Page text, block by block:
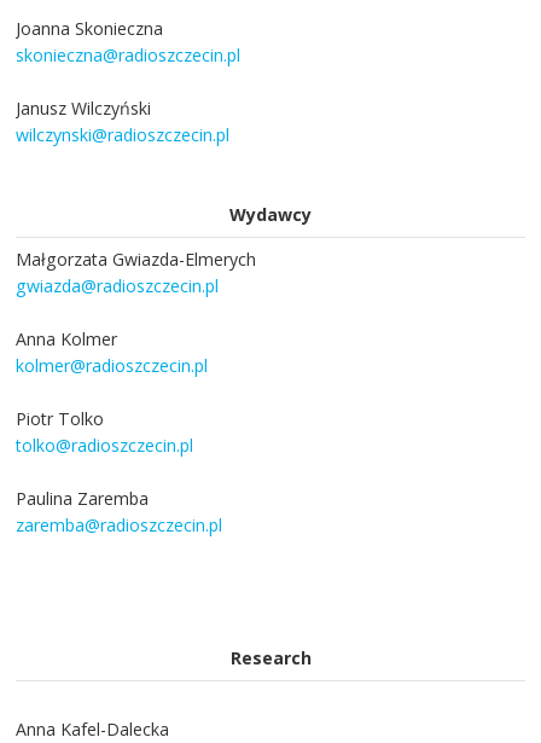
Joanna Skonieczna
skonieczna@radioszczecin.pl
Janusz Wilczyński
wilczynski@radioszczecin.pl
Wydawcy
Małgorzata Gwiazda-Elmerych
gwiazda@radioszczecin.pl
Anna Kolmer
kolmer@radioszczecin.pl
Piotr Tolko
tolko@radioszczecin.pl
Paulina Zaremba
zaremba@radioszczecin.pl
Research
Anna Kafel-Dalecka